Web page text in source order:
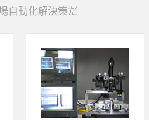
外露、脏污、灯头角度；剔
自動化解決策だ